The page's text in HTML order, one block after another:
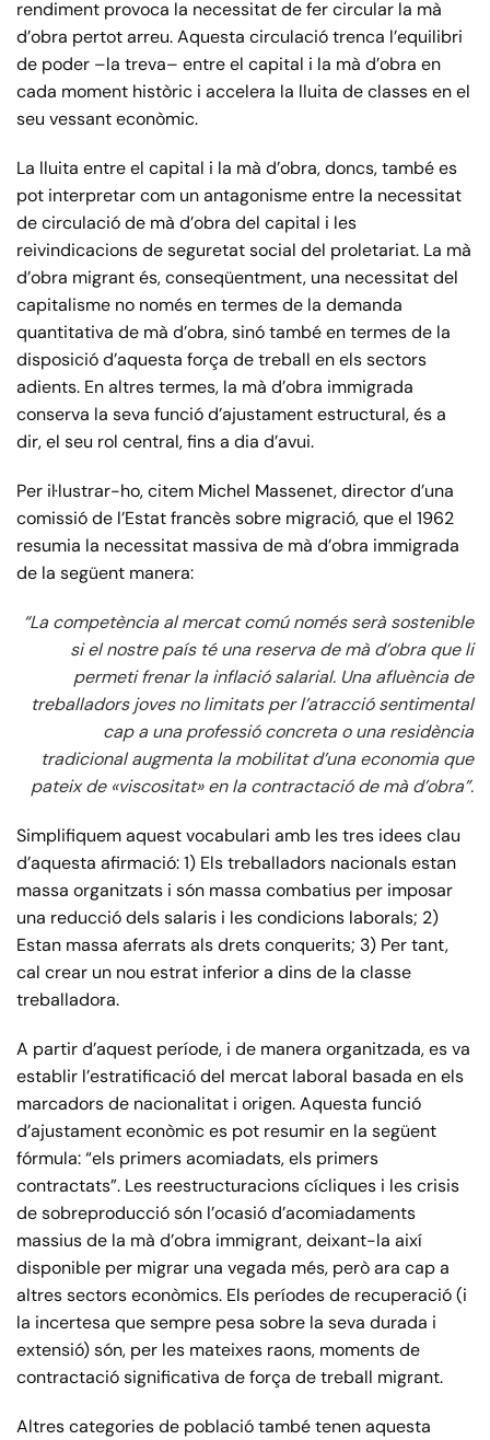
rendiment provoca la necessitat de fer circular la mà
d’obra pertot arreu. Aquesta circulació trenca l’equilibri
de poder –la treva– entre el capital i la mà d’obra en
cada moment històric i accelera la lluita de classes en el
seu vessant econòmic.
La lluita entre el capital i la mà d’obra, doncs, també es
pot interpretar com un antagonisme entre la necessitat
de circulació de mà d’obra del capital i les
reivindicacions de seguretat social del proletariat. La mà
d’obra migrant és, conseqüentment, una necessitat del
capitalisme no només en termes de la demanda
quantitativa de mà d’obra, sinó també en termes de la
disposició d’aquesta força de treball en els sectors
adients. En altres termes, la mà d’obra immigrada
conserva la seva funció d’ajustament estructural, és a
dir, el seu rol central, fins a dia d’avui.
Per il·lustrar-ho, citem Michel Massenet, director d’una
comissió de l’Estat francès sobre migració, que el 1962
resumia la necessitat massiva de mà d’obra immigrada
de la següent manera:
“La competència al mercat comú només serà sostenible
si el nostre país té una reserva de mà d’obra que li
permeti frenar la inflació salarial. Una afluència de
treballadors joves no limitats per l’atracció sentimental
cap a una professió concreta o una residència
tradicional augmenta la mobilitat d’una economia que
pateix de «viscositat» en la contractació de mà d’obra”.
Simplifiquem aquest vocabulari amb les tres idees clau
d’aquesta afirmació: 1) Els treballadors nacionals estan
massa organitzats i són massa combatius per imposar
una reducció dels salaris i les condicions laborals; 2)
Estan massa aferrats als drets conquerits; 3) Per tant,
cal crear un nou estrat inferior a dins de la classe
treballadora.
A partir d’aquest període, i de manera organitzada, es va
establir l’estratificació del mercat laboral basada en els
marcadors de nacionalitat i origen. Aquesta funció
d’ajustament econòmic es pot resumir en la següent
fórmula: “els primers acomiadats, els primers
contractats”. Les reestructuracions cícliques i les crisis
de sobreproducció són l’ocasió d’acomiadaments
massius de la mà d’obra immigrant, deixant-la així
disponible per migrar una vegada més, però ara cap a
altres sectors econòmics. Els períodes de recuperació (i
la incertesa que sempre pesa sobre la seva durada i
extensió) són, per les mateixes raons, moments de
contractació significativa de força de treball migrant.
Altres categories de població també tenen aquesta